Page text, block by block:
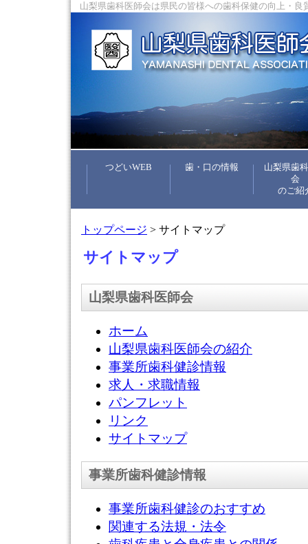
山梨県歯科医師会は県民の皆様への歯科保健の向上・良
つどいWEB 歯・口の情報
山梨県歯
会
のご紹
トップページ > サイトマップ
サイトマップ
山梨県歯科医師会
ホーム
山梨県歯科医師会の紹介
事業所歯科健診情報
求人・求職情報
パンフレット
リンク
サイトマップ
事業所歯科健診情報
事業所歯科健診のおすすめ
関連する法規・法令